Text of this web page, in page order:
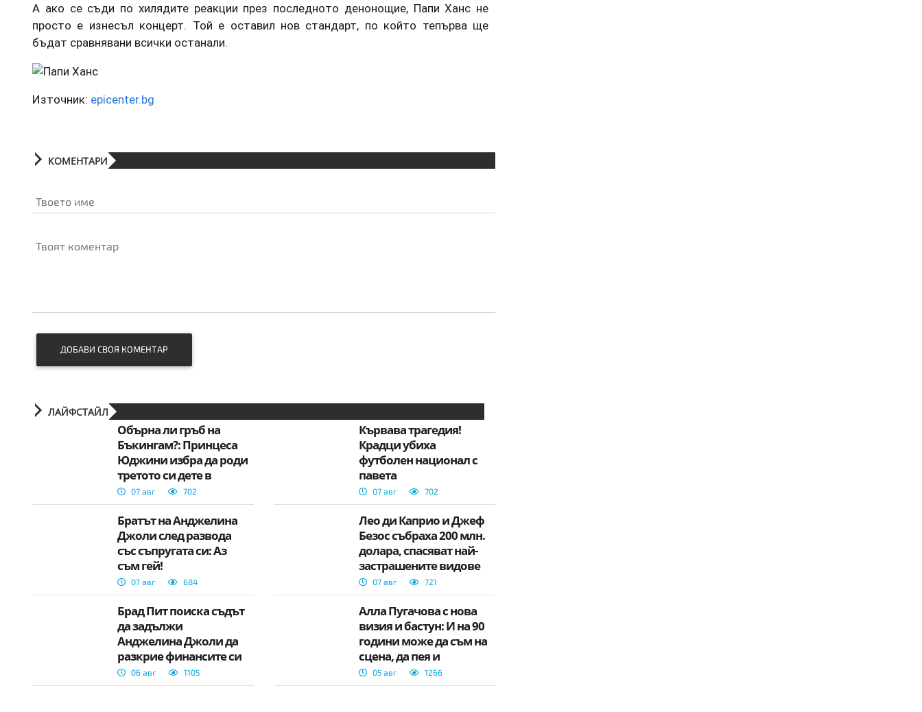
А ако се съди по хилядите реакции през последното денонощие, Папи Ханс не
просто е изнесъл концерт. Той е оставил нов стандарт, по който тепърва ще
бъдат сравнявани всички останали.
Източник: epicenter.bg
КОМЕНТАРИ
Твоето име
Твоят коментар
ДОБАВИ СВОЯ КОМЕНТАР
ЛАЙФСТАЙЛ
Обърна ли гръб на
Бъкингам?: Принцеса
Юджини избра да роди
третото си дете в
Португалия
07 авг 702
Кървава трагедия!
Крадци убиха
футболен национал с
павета
07 авг 702
Братът на Анджелина
Джоли след развода
със съпругата си: Аз
съм гей!
07 авг 684
Лео ди Каприо и Джеф
Безос събраха 200 млн.
долара, спасяват най-
застрашените видове
на планетата
07 авг 721
Брад Пит поиска съдът
да задължи
Анджелина Джоли да
разкрие финансите си
06 авг 1105
Алла Пугачова с нова
визия и бастун: И на 90
години може да съм на
сцена, да пея и
разказвам истории
05 авг 1266